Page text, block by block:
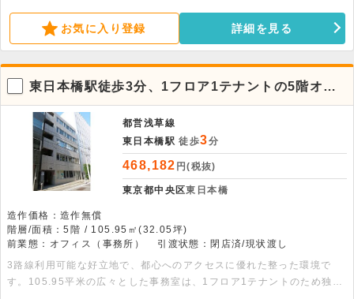
お気に入り登録 詳細を見る
東日本橋駅徒歩3分、1フロア1テナントの5階オフ
ィス物件
都営浅草線
東日本橋駅 徒歩3分
468,182 円(税抜)
東京都中央区東日本橋
造作価格：造作無償
階層/面積：5階 / 105.95㎡(32.05坪)
前業態：オフィス（事務所）
引渡状態：閉店済/現状渡し
3路線利用可能な好立地で、都心へのアクセスに優れた整った環境で
す。105.95平米の広々とした事務室は、1フロア1テナントのため独立